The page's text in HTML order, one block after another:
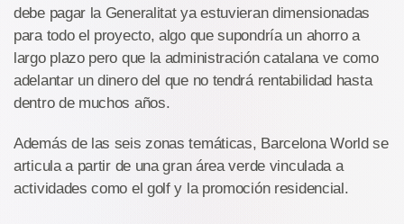
debe pagar la Generalitat ya estuvieran dimensionadas
para todo el proyecto, algo que supondría un ahorro a
largo plazo pero que la administración catalana ve como
adelantar un dinero del que no tendrá rentabilidad hasta
dentro de muchos años.
Además de las seis zonas temáticas, Barcelona World se
articula a partir de una gran área verde vinculada a
actividades como el golf y la promoción residencial.